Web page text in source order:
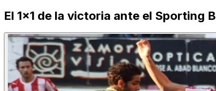
El 1x1 de la victoria ante el Sporting B